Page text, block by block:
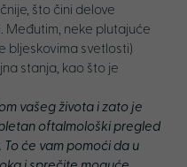
što čini delove
Međutim, neke plutajuće
bljeskovima svetlosti)
stanja, kao što je
vašeg života i zato je
oftalmološki pregled
će vam pomoći da u